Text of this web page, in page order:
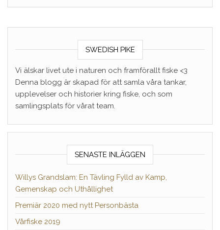
SWEDISH PIKE
Vi älskar livet ute i naturen och framförallt fiske <3
Denna blogg är skapad för att samla våra tankar,
upplevelser och historier kring fiske, och som
samlingsplats för vårat team.
SENASTE INLÄGGEN
Willys Grandslam: En Tävling Fylld av Kamp,
Gemenskap och Uthållighet
Premiär 2020 med nytt Personbästa
Vårfiske 2019